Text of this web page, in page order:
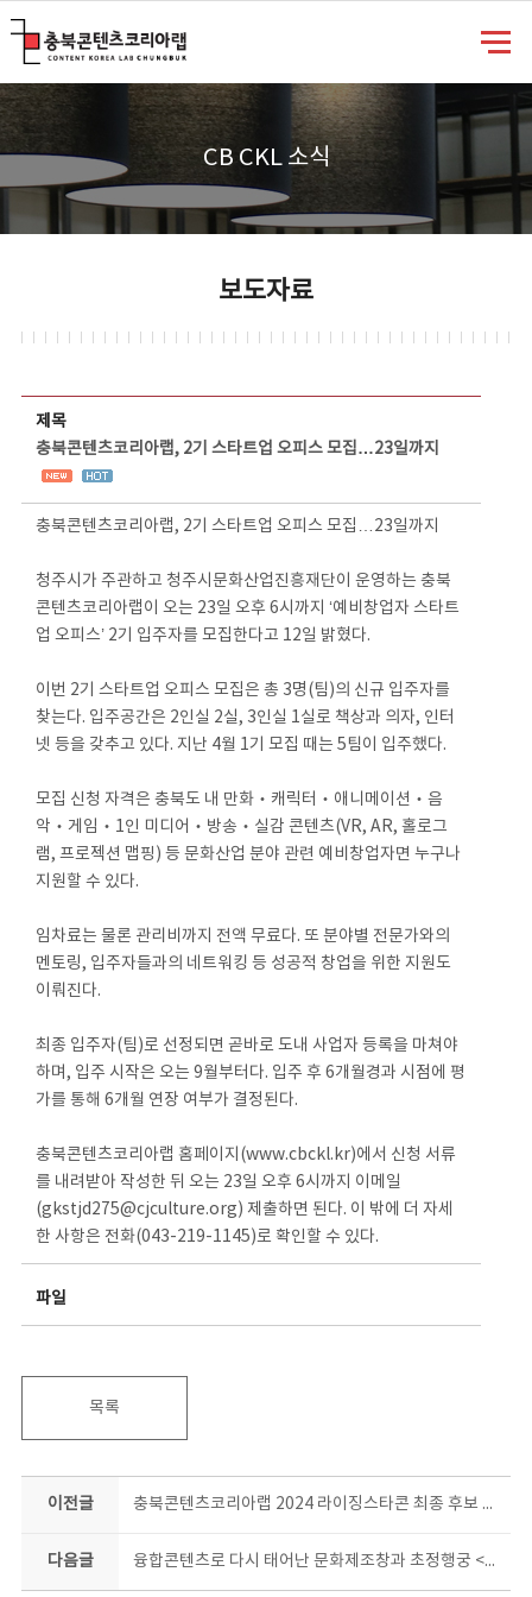
CB CKL 소식
보도자료
제목
충북콘텐츠코리아랩, 2기 스타트업 오피스 모집…23일까지
충북콘텐츠코리아랩, 2기 스타트업 오피스 모집…23일까지
청주시가 주관하고 청주시문화산업진흥재단이 운영하는 충북
콘텐츠코리아랩이 오는 23일 오후 6시까지 ‘예비창업자 스타트
업 오피스’ 2기 입주자를 모집한다고 12일 밝혔다.
이번 2기 스타트업 오피스 모집은 총 3명(팀)의 신규 입주자를
찾는다. 입주공간은 2인실 2실, 3인실 1실로 책상과 의자, 인터
넷 등을 갖추고 있다. 지난 4월 1기 모집 때는 5팀이 입주했다.
모집 신청 자격은 충북도 내 만화‧캐릭터‧애니메이션‧음
악‧게임‧1인 미디어‧방송‧실감 콘텐츠(VR, AR, 홀로그
램, 프로젝션 맵핑) 등 문화산업 분야 관련 예비창업자면 누구나
지원할 수 있다.
임차료는 물론 관리비까지 전액 무료다. 또 분야별 전문가와의
멘토링, 입주자들과의 네트워킹 등 성공적 창업을 위한 지원도
이뤄진다.
최종 입주자(팀)로 선정되면 곧바로 도내 사업자 등록을 마쳐야
하며, 입주 시작은 오는 9월부터다. 입주 후 6개월경과 시점에 평
가를 통해 6개월 연장 여부가 결정된다.
충북콘텐츠코리아랩 홈페이지(www.cbckl.kr)에서 신청 서류
를 내려받아 작성한 뒤 오는 23일 오후 6시까지 이메일
(gkstjd275@cjculture.org) 제출하면 된다. 이 밖에 더 자세
한 사항은 전화(043-219-1145)로 확인할 수 있다.
파일
목록
이전글 충북콘텐츠코리아랩 2024 라이징스타콘 최종 후보 TOP5! 슈퍼주니어 등과 호흡맞춘 유명 프로듀서와 공동작업 돌입
다음글 융합콘텐츠로 다시 태어난 문화제조창과 초정행궁 <창고>&<초정, 당신을 위한 노래> 막 오른다